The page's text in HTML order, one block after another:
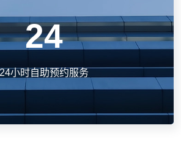
24
24小时自助预约服务